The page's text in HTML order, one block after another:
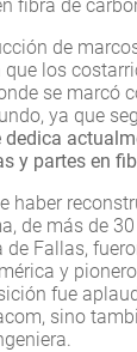
fibra de
de
los
se marcó
ya que
y partes en
haber
de más de
de Fallas,
y
fue
sino